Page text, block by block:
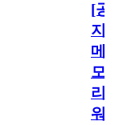
[공
지]
메
모
리
워